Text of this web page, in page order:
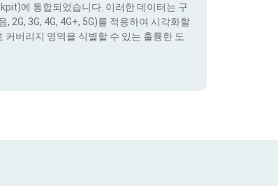
에 통합되었습니다. 이러한 데이터는 구
2G, 3G, 4G, 4G+, 5G)를 적용하여 시각화할
버리지 영역을 식별할 수 있는 훌륭한 도